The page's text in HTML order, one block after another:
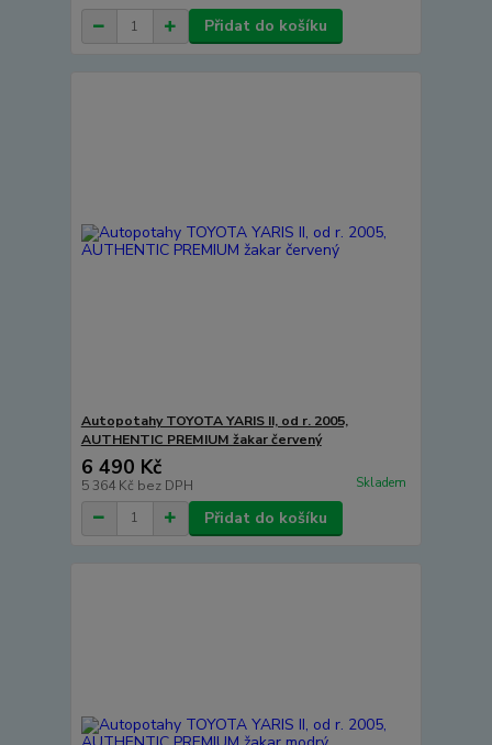
Přidat do košíku
Autopotahy TOYOTA YARIS II, od r. 2005,
AUTHENTIC PREMIUM žakar červený
6 490 Kč
5 364 Kč bez DPH Skladem
Přidat do košíku